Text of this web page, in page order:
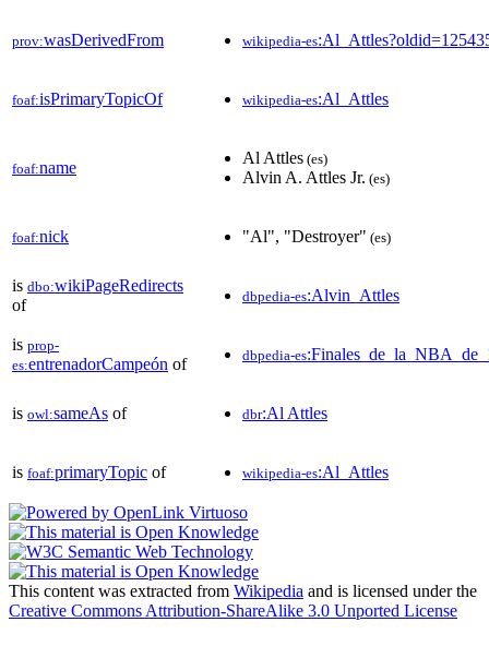
prov:wasDerivedFrom wikipedia-es
foaf:isPrimaryTopicOf wikipedia-es:Al_Attles
foaf:name
Al Attles (es)
Alvin A. Attles Jr. (es)
foaf:nick "Al", "Destroyer" (es)
is dbo:wikiPageRedirects
of
dbpedia-es:Alvin_Attles
is prop-
es:entrenadorCampeón of dbpedia-es
is owl:sameAs of dbr:Al Attles
is foaf:primaryTopic of wikipedia-es:Al_Attles
This content was extracted from Wikipedia and is licensed under the
Creative Commons Attribution-ShareAlike 3.0 Unported License